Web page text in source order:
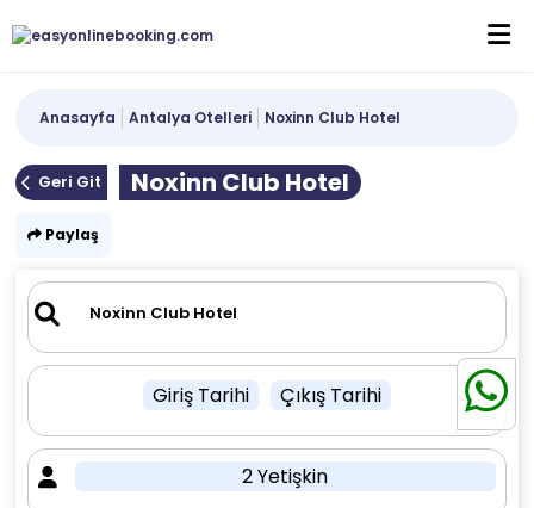
Anasayfa Antalya Otelleri Noxinn Club Hotel
Geri Git Noxinn Club Hotel
Paylaş
Giriş Tarihi Çıkış Tarihi
2 Yetişkin